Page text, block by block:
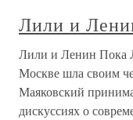
Лили и
Лили и Ленин Пока
Москве шла своим
Маяковский
дискуссиях о